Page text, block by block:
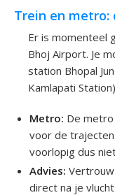
Trein en
Er is momenteel
Bhoj Airport. Je
station Bhopal
Kamlapati
Metro: De metro
voor de
voorlopig dus
Advies:
direct na je